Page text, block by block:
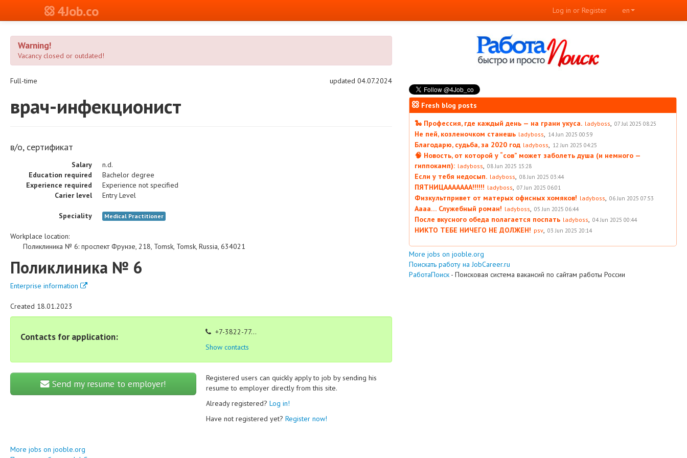
4Job.co en
Log in or Register
Warning!
Vacancy closed or outdated!
Full-time updated 04.07.2024
врач-инфекционист
в/о, сертификат
Salary
n.d.
Education required
Bachelor degree
Experience required
Experience not specified
Carier level
Entry Level
Speciality Medical Practitioner
Workplace location:
Поликлиника № 6: проспект Фрунзе, 218, Tomsk, Tomsk, Russia, 634021
Поликлиника № 6
Enterprise information
Created 18.01.2023
Contacts for application:
+7-3822-77...
Show contacts
Send my resume to employer!
Registered users can quickly apply to job by sending his
resume to employer directly from this site.
Already registered? Log in!
Have not registered yet? Register now!
More jobs on jooble.org
Fresh blog posts
🐍 Профессия, где каждый день — на грани укуса. ladyboss, 07 Jul 2025 08:25
Не пей, козленочком станешь ladyboss, 14 Jun 2025 00:59
Благодарю, судьба, за 2020 год ladyboss, 12 Jun 2025 04:25
🧠 Новость, от которой у “сов” может заболеть душа (и немного —
гиппокамп): ladyboss, 08 Jun 2025 15:28
Если у тебя недосып. ladyboss, 08 Jun 2025 03:44
ПЯТНИЦААААААА!!!!!! ladyboss, 07 Jun 2025 06:01
Физкультпривет от матерых офисных хомяков! ladyboss, 06 Jun 2025 07:53
Аааа… Служебный роман! ladyboss, 05 Jun 2025 06:44
После вкусного обеда полагается поспать ladyboss, 04 Jun 2025 00:44
НИКТО ТЕБЕ НИЧЕГО НЕ ДОЛЖЕН! psv, 03 Jun 2025 20:14
More jobs on jooble.org
Поискать работу на JobCareer.ru
РаботаПоиск - Поисковая система вакансий по сайтам работы России